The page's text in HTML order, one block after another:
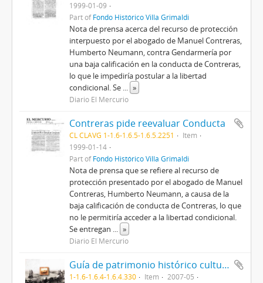
1999-01-09
Part ofFondo Histórico Villa Grimaldi
Nota de prensa acerca del recurso de protección
interpuesto por el abogado de Manuel Contreras,
Humberto Neumann, contra Gendarmería por
una baja calificación en la conducta de Contreras,
lo que le impediría postular a la libertad
condicional. Se ... »
Diario El Mercurio
Contreras pide reevaluar Conducta
CL CLAVG 1-1.6-1.6.5-1.6.5.2251
Item
1999-01-14
Part ofFondo Histórico Villa Grimaldi
Nota de prensa que se refiere al recurso de
protección presentado por el abogado de Manuel
Contreras, Humberto Neumann, a causa de la
baja calificación de conducta de Contreras, lo que
no le permitiría acceder a la libertad condicional.
Se entregan ... »
Diario El Mercurio
Guía de patrimonio histórico cultural y social de Peñalolén.
1-1.6-1.6.4-1.6.4.330 Item
2007-05